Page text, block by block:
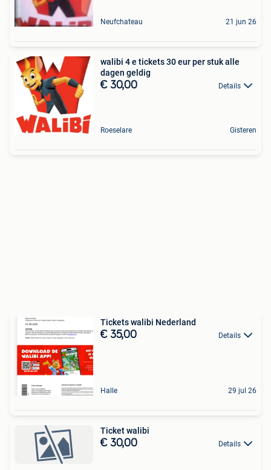
Neufchateau 21 jun 26
walibi 4 e tickets 30 eur per stuk alle
dagen geldig
€ 30,00 Details
Roeselare Gisteren
Tickets walibi Nederland
€ 35,00 Details
Halle 29 jul 26
Ticket walibi
€ 30,00 Details